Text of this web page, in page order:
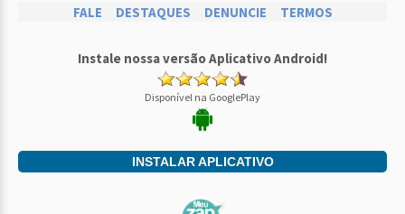
FALE DESTAQUES DENUNCIE TERMOS
Instale nossa versão Aplicativo Android!
Disponível na GooglePlay
INSTALAR APLICATIVO